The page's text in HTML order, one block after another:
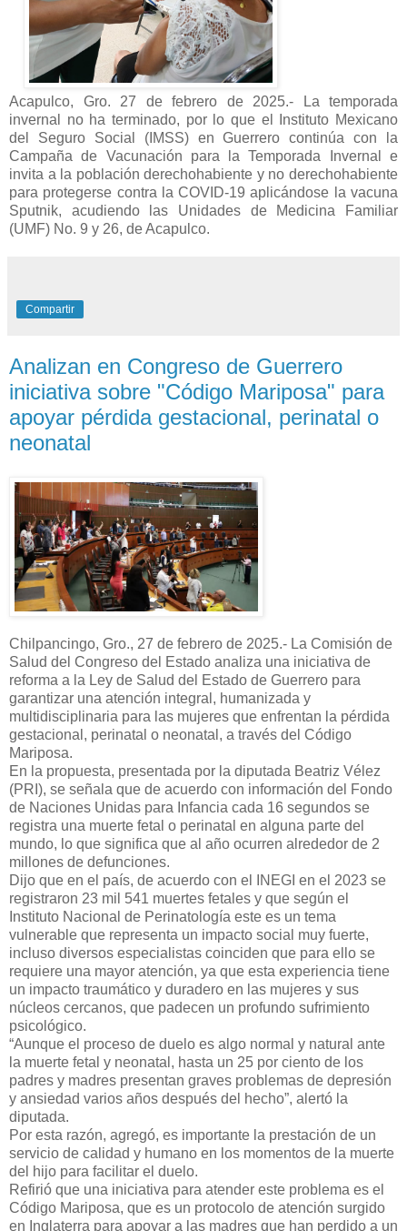
Acapulco, Gro. 27 de febrero de 2025.- La temporada
invernal no ha terminado, por lo que el Instituto Mexicano
del Seguro Social (IMSS) en Guerrero continúa con la
Campaña de Vacunación para la Temporada Invernal e
invita a la población derechohabiente y no derechohabiente
para protegerse contra la COVID-19 aplicándose la vacuna
Sputnik, acudiendo las Unidades de Medicina Familiar
(UMF) No. 9 y 26, de Acapulco.
Compartir
Analizan en Congreso de Guerrero
iniciativa sobre "Código Mariposa" para
apoyar pérdida gestacional, perinatal o
neonatal
Chilpancingo, Gro., 27 de febrero de 2025.- La Comisión de
Salud del Congreso del Estado analiza una iniciativa de
reforma a la Ley de Salud del Estado de Guerrero para
garantizar una atención integral, humanizada y
multidisciplinaria para las mujeres que enfrentan la pérdida
gestacional, perinatal o neonatal, a través del Código
Mariposa.
En la propuesta, presentada por la diputada Beatriz Vélez
(PRI), se señala que de acuerdo con información del Fondo
de Naciones Unidas para Infancia cada 16 segundos se
registra una muerte fetal o perinatal en alguna parte del
mundo, lo que significa que al año ocurren alrededor de 2
millones de defunciones.
Dijo que en el país, de acuerdo con el INEGI en el 2023 se
registraron 23 mil 541 muertes fetales y que según el
Instituto Nacional de Perinatología este es un tema
vulnerable que representa un impacto social muy fuerte,
incluso diversos especialistas coinciden que para ello se
requiere una mayor atención, ya que esta experiencia tiene
un impacto traumático y duradero en las mujeres y sus
núcleos cercanos, que padecen un profundo sufrimiento
psicológico.
“Aunque el proceso de duelo es algo normal y natural ante
la muerte fetal y neonatal, hasta un 25 por ciento de los
padres y madres presentan graves problemas de depresión
y ansiedad varios años después del hecho”, alertó la
diputada.
Por esta razón, agregó, es importante la prestación de un
servicio de calidad y humano en los momentos de la muerte
del hijo para facilitar el duelo.
Refirió que una iniciativa para atender este problema es el
Código Mariposa, que es un protocolo de atención surgido
en Inglaterra para apoyar a las madres que han perdido a un